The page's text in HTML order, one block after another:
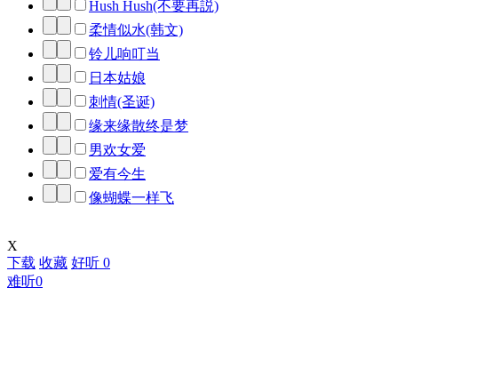
Hush Hush(不要再説)
柔情似水(韩文)
铃儿响叮当
日本姑娘
刺情(圣诞)
缘来缘散终是梦
男欢女爱
爱有今生
像蝴蝶一样飞
X
下载 收藏 好听 0
难听0